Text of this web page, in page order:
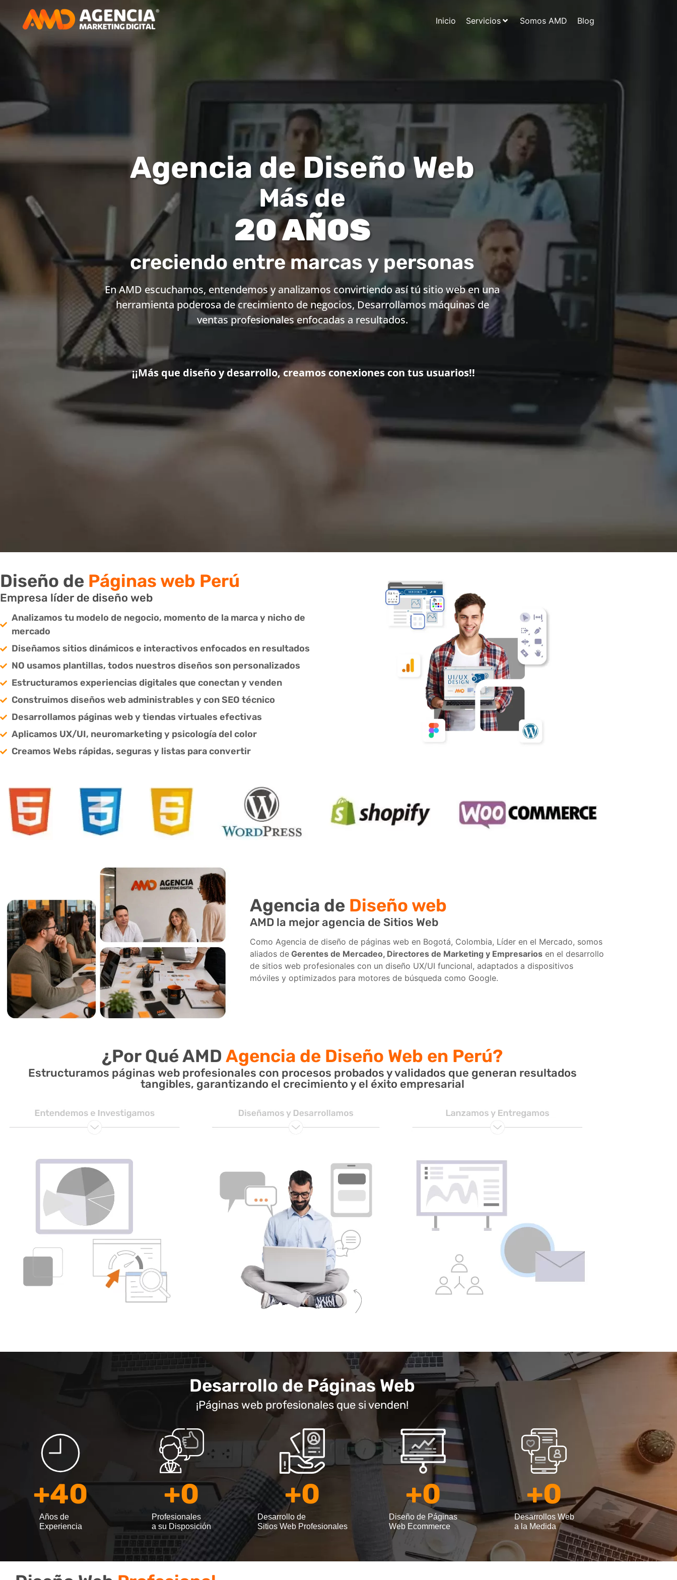
Inicio Servicios Somos AMD Blog
Agencia de Diseño Web
Más de
20 AÑOS
creciendo entre marcas y personas
En AMD escuchamos, entendemos y analizamos convirtiendo así tú sitio web en una
herramienta poderosa de crecimiento de negocios, Desarrollamos máquinas de
ventas profesionales enfocadas a resultados.
¡¡Más que diseño y desarrollo, creamos conexiones con tus usuarios!!
Diseño de Páginas web Perú
Empresa líder de diseño web
Analizamos tu modelo de negocio, momento de la marca y nicho de
mercado
Diseñamos sitios dinámicos e interactivos enfocados en resultados
NO usamos plantillas, todos nuestros diseños son personalizados
Estructuramos experiencias digitales que conectan y venden
Construimos diseños web administrables y con SEO técnico
Desarrollamos páginas web y tiendas virtuales efectivas
Aplicamos UX/UI, neuromarketing y psicología del color
Creamos Webs rápidas, seguras y listas para convertir
Agencia de Diseño web
AMD la mejor agencia de Sitios Web
Como Agencia de diseño de páginas web en Bogotá, Colombia, Líder en el Mercado, somos
aliados deGerentes de Mercadeo, Directores de Marketing y Empresariosen el desarrollo
de sitios web profesionales con un diseño UX/UI funcional, adaptados a dispositivos
móviles y optimizados para motores de búsqueda como Google.
¿Por Qué AMD Agencia de Diseño Web en Perú?
Estructuramos páginas web profesionales con procesos probados y validados que generan resultados
tangibles, garantizando el crecimiento y el éxito empresarial
Desarrollo de Páginas Web
¡Páginas web profesionales que si venden!
Años de
Experiencia
+40
Profesionales
a su Disposición
+0
Desarrollo de
Sitios Web Profesionales
+0
Diseño de Páginas
Web Ecommerce
+0
Desarrollos Web
a la Medida
+0